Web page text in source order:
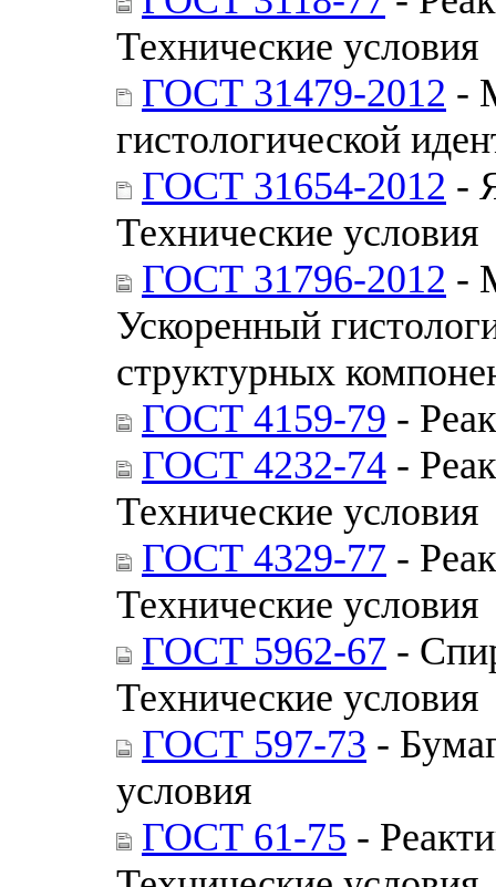
Технические условия
ГОСТ 31479-2012 -
гистологической
ГОСТ 31654-2012 -
Технические условия
ГОСТ 31796-2012 -
Ускоренный
структурных
ГОСТ 4159-79 -
ГОСТ 4232-74 -
Технические условия
ГОСТ 4329-77 -
Технические условия
ГОСТ 5962-67 -
Технические условия
ГОСТ 597-73 -
условия
ГОСТ 61-75 -